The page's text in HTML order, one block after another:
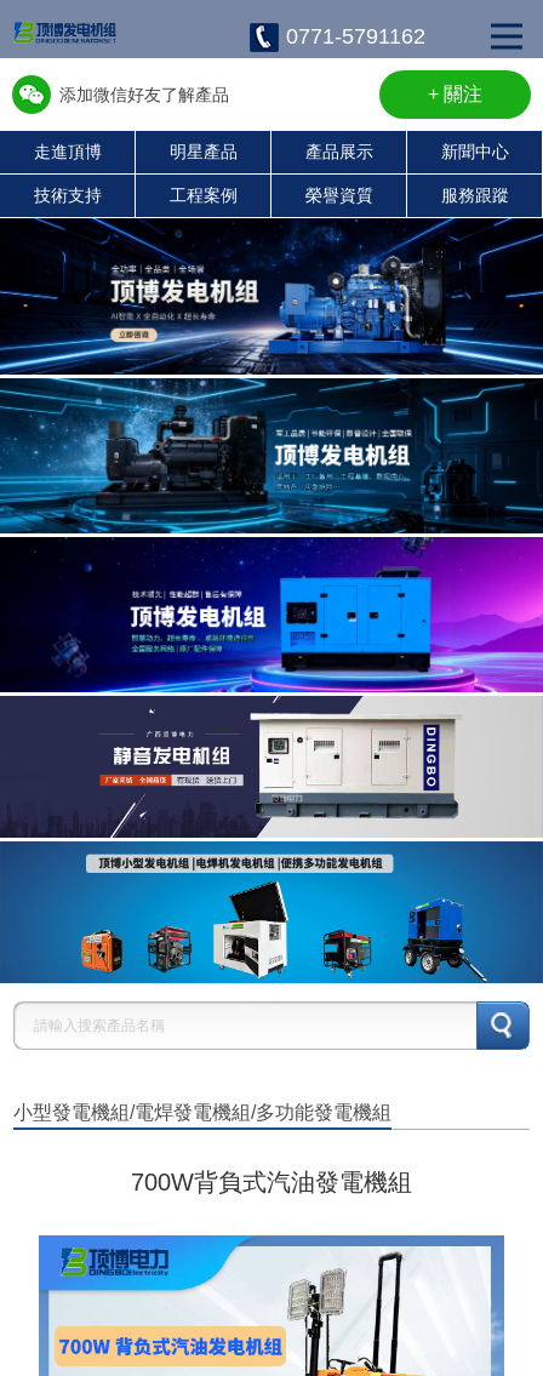
0771-5791162
添加微信好友了解產品
w13667715899
+ 關注
走進頂博 明星產品 產品展示 新聞中心
技術支持 工程案例 榮譽資質 服務跟蹤
靜音發電機組
濰柴發電機組
珀金斯發電機組
沃爾沃發電機組
康明斯柴油發電機組
上柴發電機組
玉柴發電機組
小型發電機組/電焊發電機組/多功能發電機組
700W背負式汽油發電機組